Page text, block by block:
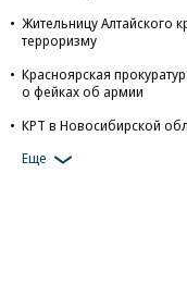
Жительницу Алтайского
терроризму
Красноярская
о фейках об армии
КРТ в Новосибирской
Еще